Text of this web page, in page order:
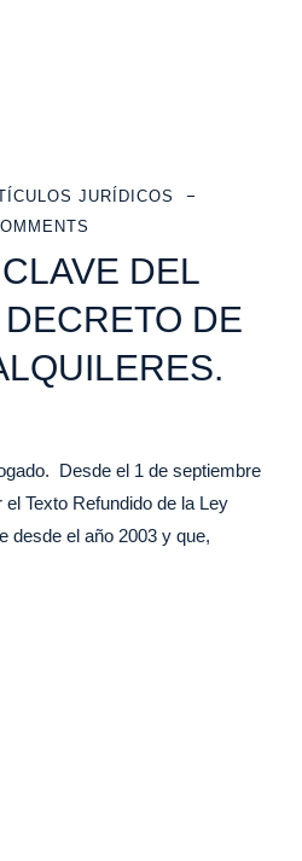
JURÍDICOS
DEL
DE
Desde el 1 de septiembre
Texto Refundido de la Ley
desde el año 2003 y que,